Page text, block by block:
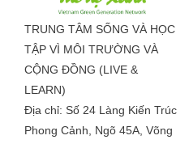
TRUNG TÂM SỐNG VÀ HỌC
TẬP VÌ MÔI TRƯỜNG VÀ
CỘNG ĐỒNG (LIVE &
LEARN)
Địa chỉ: Số 24 Làng Kiến Trúc
Phong Cảnh, Ngõ 45A, Võng